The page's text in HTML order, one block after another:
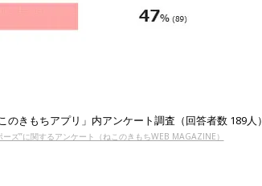
のきもちアプリ」内アンケート調査（回答者数 189人）
ーズ”に関するアンケート（ねこのきもちWEB MAGAZINE）